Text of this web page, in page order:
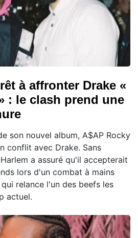
à affronter Drake «
: le clash prend une
son nouvel album, A$AP Rocky
conflit avec Drake. Sans
a assuré qu'il accepterait
lors d'un combat à mains
relance l'un des beefs les
actuel.